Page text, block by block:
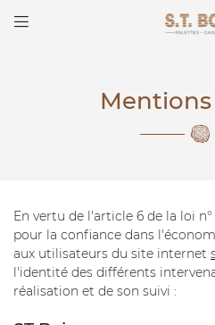

ZA Les Pièces de l’Age
 Adresse email de réception
En vertu de l'article 6 de la loi
pour la confiance dans
aux utilisateurs du site internet
l'identité des différents
réalisation et de son suivi :